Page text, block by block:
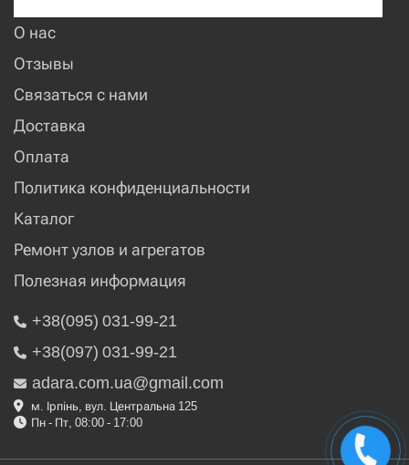
О нас
Отзывы
Связаться с нами
Доставка
Оплата
Политика конфиденциальности
Каталог
Ремонт узлов и агрегатов
Полезная информация
+38(095) 031-99-21
+38(097) 031-99-21
adara.com.ua@gmail.com
м. Ірпінь, вул. Центральна 125
Пн - Пт, 08:00 - 17:00